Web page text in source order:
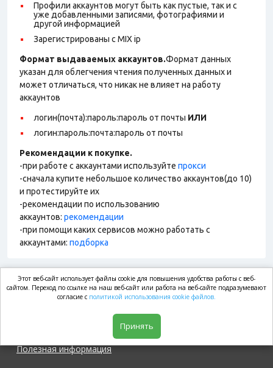
Профили аккаунтов могут быть как пустые, так и с
уже добавленными записями, фотографиями и
другой информацией
Зарегистрированы с MIX ip
Формат выдаваемых аккаунтов.Формат данных
указан для облегчения чтения полученных данных и
может отличаться, что никак не влияет на работу
аккаунтов
логин(почта):пароль:пароль от почты ИЛИ
логин:пароль:почта:пароль от почты
Рекомендации к покупке.
-при работе с аккаунтами используйте прокси
-сначала купите небольшое количество аккаунтов(до 10)
и протестируйте их
-рекомендации по использованию
аккаунтов: рекомендации
-при помощи каких сервисов можно работать с
аккаунтами: подборка
market.com
Полезная информация
Этот веб-сайт использует файлы cookie для повышения удобства работы с веб-
сайтом. Переход по ссылке на наш веб-сайт или работа на веб-сайте подразумевают
согласие с политикой использования cookie файлов.
Принять